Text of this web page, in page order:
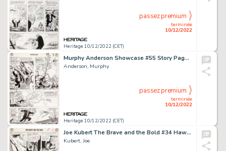
Heritage 10/12/2022 (CET)
terminée
10/12/2022
passez premium
Murphy Anderson Showcase #55 Story Page 7 Solomon Grundy and Doctor Fate Original Art (DC, 1965)....
Anderson, Murphy
Heritage 10/12/2022 (CET)
terminée
10/12/2022
passez premium
Joe Kubert The Brave and the Bold #34 Hawkman Story Page 14 Original Art (DC, 1961). ...
Kubert, Joe